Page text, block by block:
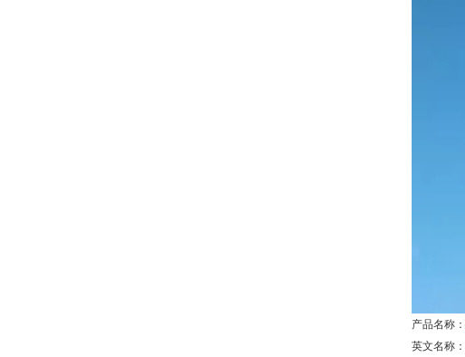
产品名称：
英文名称：